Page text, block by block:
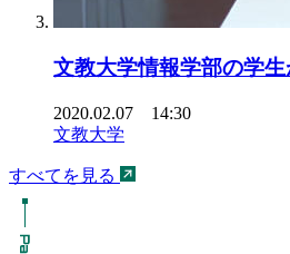
文教大学情報学部の学
2020.02.07 14:30
文教大学
すべてを見る